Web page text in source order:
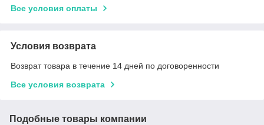
Все условия оплаты
Условия возврата
Возврат товара в течение 14 дней по договоренности
Все условия возврата
Подобные товары компании